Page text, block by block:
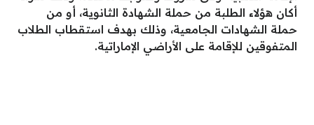
أكان هؤلاء الطلبة من حملة الشهادة الثانوية، أو من
حملة الشهادات الجامعية، وذلك بهدف استقطاب الطلاب
المتفوقين للإقامة على الأراضي الإماراتية.